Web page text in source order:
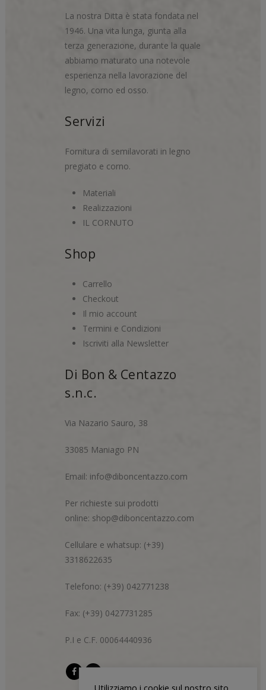
La nostra Ditta è stata fondata nel
1946. Una vita lunga, giunta alla
terza generazione, durante la quale
abbiamo maturato una notevole
esperienza nella lavorazione del
legno, corno ed osso.
Servizi
Fornitura di semilavorati in legno
pregiato e corno.
Materiali
Realizzazioni
IL CORNUTO
Shop
Carrello
Checkout
Il mio account
Termini e Condizioni
Iscriviti alla Newsletter
Di Bon & Centazzo
s.n.c.
Via Nazario Sauro, 38
33085 Maniago PN
Email: info@diboncentazzo.com
Per richieste sui prodotti
online: shop@diboncentazzo.com
Cellulare e whatsup: (+39)
3318622635
Telefono: (+39) 042771238
Fax: (+39) 0427731285
P.I e C.F. 00064440936
Utilizziamo i cookie sul nostro sito